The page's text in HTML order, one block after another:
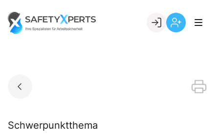
content
Go to landing page.
Schwerpunktthema